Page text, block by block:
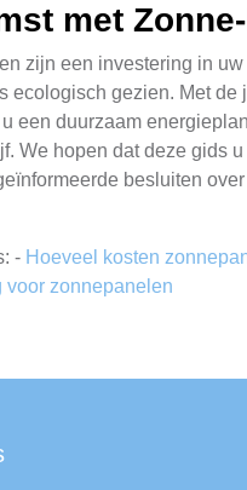
met
zijn een investering in uw
ecologisch gezien. Met de
een duurzaam
We hopen dat deze gids
besluiten
- Hoeveel kosten
voor zonnepanelen